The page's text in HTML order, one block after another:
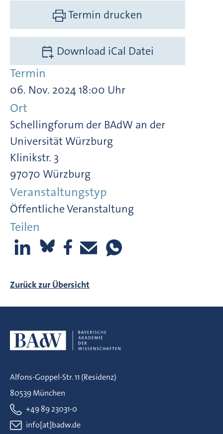
Termin drucken
Download iCal Datei
Termin
06. Nov. 2024 18:00 Uhr
Ort
Schellingforum der BAdW an der
Universität Würzburg
Klinikstr. 3
97070 Würzburg
Veranstaltungstyp
Öffentliche Veranstaltung
Teilen
Zurück zur Übersicht
Alfons-Goppel-Str. 11 (Residenz)
80539 München
+49 89 23031-0
info[at]badw.de